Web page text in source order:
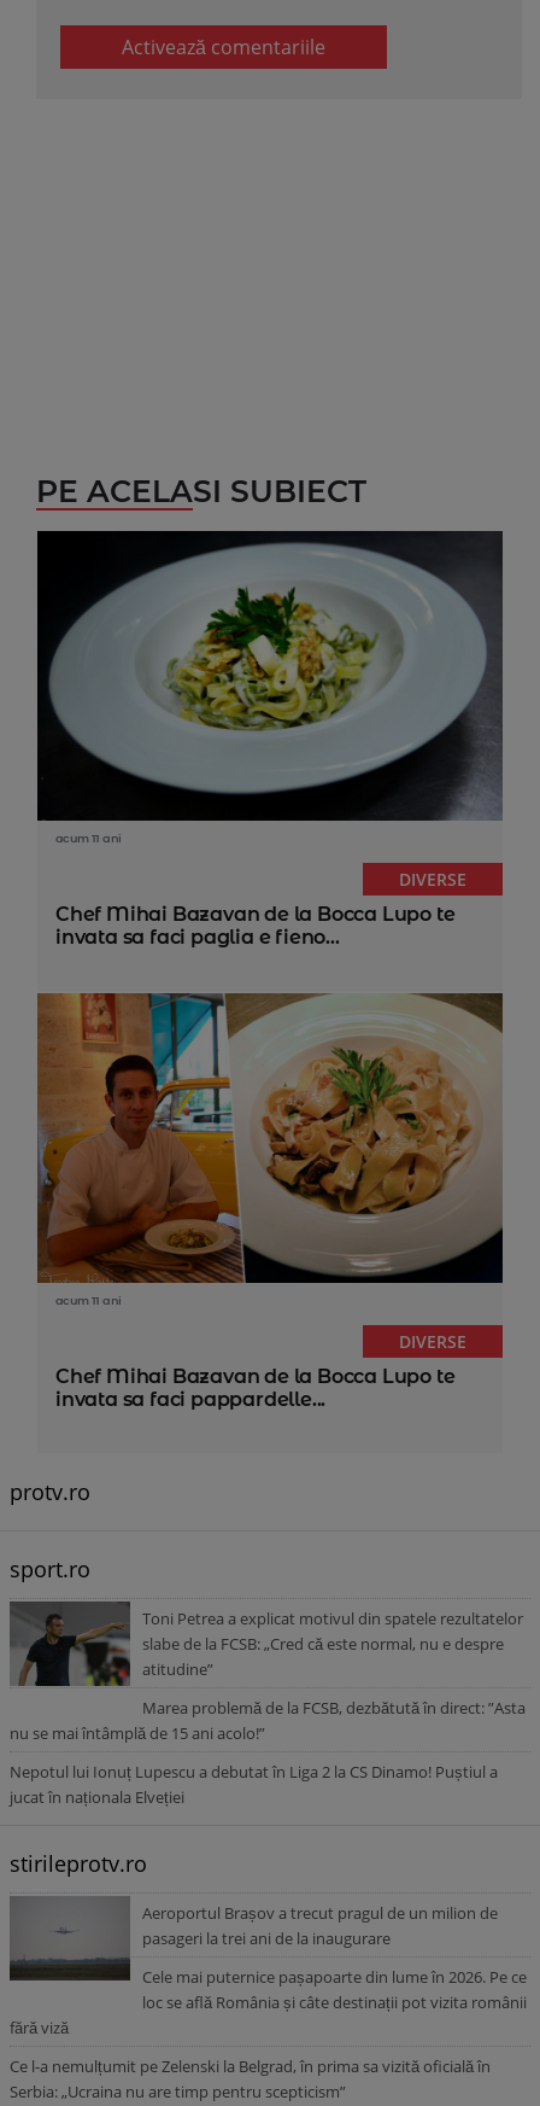
Activează comentariile
PE ACELASI SUBIECT
acum 11 ani
DIVERSE
Chef Mihai Bazavan de la Bocca Lupo te
invata sa faci paglia e fieno...
acum 11 ani
DIVERSE
Chef Mihai Bazavan de la Bocca Lupo te
invata sa faci pappardelle...
protv.ro
sport.ro
Toni Petrea a explicat motivul din spatele rezultatelor
slabe de la FCSB: „Cred că este normal, nu e despre
atitudine”
Marea problemă de la FCSB, dezbătută în direct: ”Asta
nu se mai întâmplă de 15 ani acolo!”
Nepotul lui Ionuț Lupescu a debutat în Liga 2 la CS Dinamo! Puștiul a
jucat în naționala Elveției
stirileprotv.ro
Aeroportul Brașov a trecut pragul de un milion de
pasageri la trei ani de la inaugurare
Cele mai puternice pașapoarte din lume în 2026. Pe ce
loc se află România și câte destinații pot vizita românii
fără viză
Ce l-a nemulțumit pe Zelenski la Belgrad, în prima sa vizită oficială în
Serbia: „Ucraina nu are timp pentru scepticism”